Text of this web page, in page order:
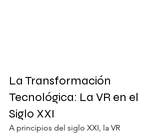
La Transformación
Tecnológica: La VR en el
Siglo XXI
A principios del siglo XXI, la VR